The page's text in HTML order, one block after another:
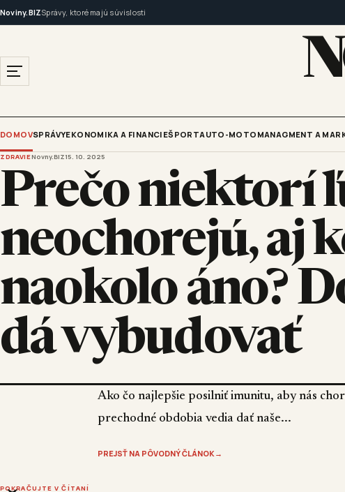
Noviny.BIZSprávy, ktoré majú súvislosti
DOMOVSPRÁVYEKONOMIKA A FINANCIEŠPORTAUTO-MOTO MANAGMENT A
ZDRAVIENovny.BIZ15. 10. 2025
Prečo niektorí
neochorejú, aj
naokolo áno?
dá vybudovať
Ako čo najlepšie posilniť imunitu, aby nás
prechodné obdobia vedia dať naše...
PREJSŤ NA PÔVODNÝ ČLÁNOK→
POKRAČUJTE V ČÍTANÍ